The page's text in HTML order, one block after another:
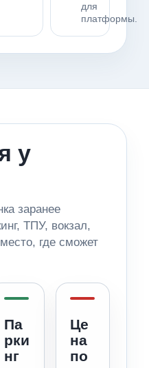
для
платформы.
у
заранее
ТПУ, вокзал,
где сможет
Па
рки
нг
Це
на
по